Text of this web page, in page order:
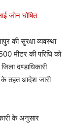
की सुरक्षा व्यवस्था
मीटर की परिधि को
दण्डाधिकारी
के तहत आदेश जारी
के अनुसार